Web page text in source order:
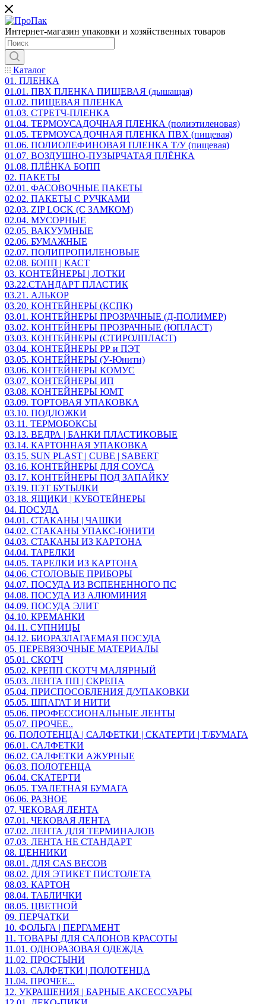
Интернет-магазин упаковки и хозяйственных товаров
Каталог
01. ПЛЕНКА
01.01. ПВХ ПЛЕНКА ПИЩЕВАЯ (дышащая)
01.02. ПИЩЕВАЯ ПЛЕНКА
01.03. СТРЕТЧ-ПЛЕНКА
01.04. ТЕРМОУСАДОЧНАЯ ПЛЕНКА (полиэтиленовая)
01.05. ТЕРМОУСАДОЧНАЯ ПЛЕНКА ПВХ (пищевая)
01.06. ПОЛИОЛЕФИНОВАЯ ПЛЕНКА Т/У (пищевая)
01.07. ВОЗДУШНО-ПУЗЫРЧАТАЯ ПЛЁНКА
01.08. ПЛЁНКА БОПП
02. ПАКЕТЫ
02.01. ФАСОВОЧНЫЕ ПАКЕТЫ
02.02. ПАКЕТЫ С РУЧКАМИ
02.03. ZIP LOСK (С ЗАМКОМ)
02.04. МУСОРНЫЕ
02.05. ВАКУУМНЫЕ
02.06. БУМАЖНЫЕ
02.07. ПОЛИПРОПИЛЕНОВЫЕ
02.08. БОПП | КАСТ
03. КОНТЕЙНЕРЫ | ЛОТКИ
03.22.СТАНДАРТ ПЛАСТИК
03.21. АЛЬКОР
03.20. КОНТЕЙНЕРЫ (КСПК)
03.01. КОНТЕЙНЕРЫ ПРОЗРАЧНЫЕ (Д-ПОЛИМЕР)
03.02. КОНТЕЙНЕРЫ ПРОЗРАЧНЫЕ (ЮПЛАСТ)
03.03. КОНТЕЙНЕРЫ (СТИРОЛПЛАСТ)
03.04. КОНТЕЙНЕРЫ РР и ПЭТ
03.05. КОНТЕЙНЕРЫ (У-Юнити)
03.06. КОНТЕЙНЕРЫ КОМУС
03.07. КОНТЕЙНЕРЫ ИП
03.08. КОНТЕЙНЕРЫ ЮМТ
03.09. ТОРТОВАЯ УПАКОВКА
03.10. ПОДЛОЖКИ
03.11. ТЕРМОБОКСЫ
03.13. ВЕДРА | БАНКИ ПЛАСТИКОВЫЕ
03.14. КАРТОННАЯ УПАКОВКА
03.15. SUN PLAST | CUBE | SABERT
03.16. КОНТЕЙНЕРЫ ДЛЯ СОУСА
03.17. КОНТЕЙНЕРЫ ПОД ЗАПАЙКУ
03.19. ПЭТ БУТЫЛКИ
03.18. ЯЩИКИ | КУБОТЕЙНЕРЫ
04. ПОСУДА
04.01. СТАКАНЫ | ЧАШКИ
04.02. СТАКАНЫ УПАКС-ЮНИТИ
04.03. СТАКАНЫ ИЗ КАРТОНА
04.04. ТАРЕЛКИ
04.05. ТАРЕЛКИ ИЗ КАРТОНА
04.06. СТОЛОВЫЕ ПРИБОРЫ
04.07. ПОСУДА ИЗ ВСПЕНЕННОГО ПС
04.08. ПОСУДА ИЗ АЛЮМИНИЯ
04.09. ПОСУДА ЭЛИТ
04.10. КРЕМАНКИ
04.11. СУПНИЦЫ
04.12. БИОРАЗЛАГАЕМАЯ ПОСУДА
05. ПЕРЕВЯЗОЧНЫЕ МАТЕРИАЛЫ
05.01. СКОТЧ
05.02. КРЕПП СКОТЧ МАЛЯРНЫЙ
05.03. ЛЕНТА ПП | СКРЕПА
05.04. ПРИСПОСОБЛЕНИЯ Д/УПАКОВКИ
05.05. ШПАГАТ И НИТИ
05.06. ПРОФЕССИОНАЛЬНЫЕ ЛЕНТЫ
05.07. ПРОЧЕЕ..
06. ПОЛОТЕНЦА | САЛФЕТКИ | СКАТЕРТИ | Т/БУМАГА
06.01. САЛФЕТКИ
06.02. САЛФЕТКИ АЖУРНЫЕ
06.03. ПОЛОТЕНЦА
06.04. СКАТЕРТИ
06.05. ТУАЛЕТНАЯ БУМАГА
06.06. РАЗНОЕ
07. ЧЕКОВАЯ ЛЕНТА
07.01. ЧЕКОВАЯ ЛЕНТА
07.02. ЛЕНТА ДЛЯ ТЕРМИНАЛОВ
07.03. ЛЕНТА НЕ СТАНДАРТ
08. ЦЕННИКИ
08.01. ДЛЯ CAS ВЕСОВ
08.02. ДЛЯ ЭТИКЕТ ПИСТОЛЕТА
08.03. КАРТОН
08.04. ТАБЛИЧКИ
08.05. ЦВЕТНОЙ
09. ПЕРЧАТКИ
10. ФОЛЬГА | ПЕРГАМЕНТ
11. ТОВАРЫ ДЛЯ САЛОНОВ КРАСОТЫ
11.01. ОДНОРАЗОВАЯ ОДЕЖДА
11.02. ПРОСТЫНИ
11.03. САЛФЕТКИ | ПОЛОТЕНЦА
11.04. ПРОЧЕЕ...
12. УКРАШЕНИЯ | БАРНЫЕ АКСЕССУАРЫ